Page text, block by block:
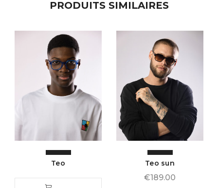
PRODUITS SIMILAIRES
Teo Teo sun
€189.00